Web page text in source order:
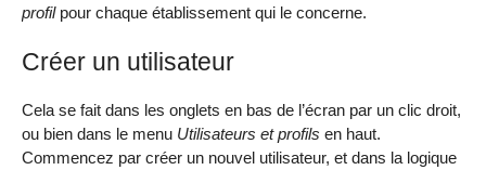
profilpour chaque établissement qui le concerne.
Créer un utilisateur
Cela se fait dans les onglets en bas de l’écran par un clic droit,
ou bien dans le menu Utilisateurs et profils en haut.
Commencez par créer un nouvel utilisateur, et dans la logique